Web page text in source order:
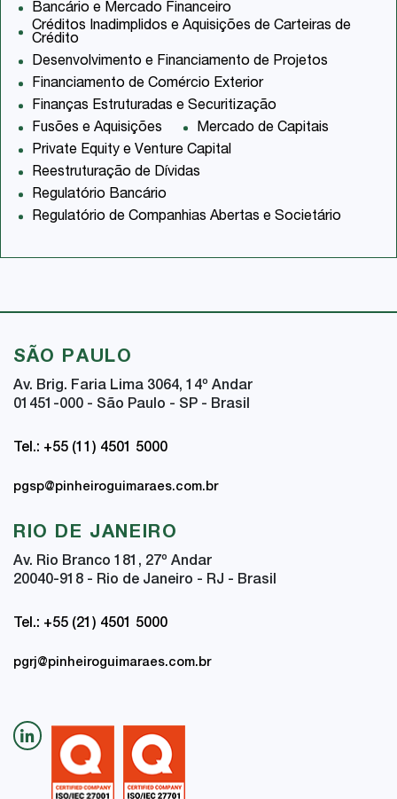
Bancário e Mercado Financeiro
Créditos Inadimplidos e Aquisições de Carteiras de
Crédito
Desenvolvimento e Financiamento de Projetos
Financiamento de Comércio Exterior
Finanças Estruturadas e Securitização
Fusões e Aquisições
Mercado de Capitais
Private Equity e Venture Capital
Reestruturação de Dívidas
Regulatório Bancário
Regulatório de Companhias Abertas e Societário
SÃO PAULO
Av. Brig. Faria Lima 3064, 14º Andar
01451-000 - São Paulo - SP - Brasil
Tel.: +55 (11) 4501 5000
pgsp@pinheiroguimaraes.com.br
RIO DE JANEIRO
Av. Rio Branco 181, 27º Andar
20040-918 - Rio de Janeiro - RJ - Brasil
Tel.: +55 (21) 4501 5000
pgrj@pinheiroguimaraes.com.br